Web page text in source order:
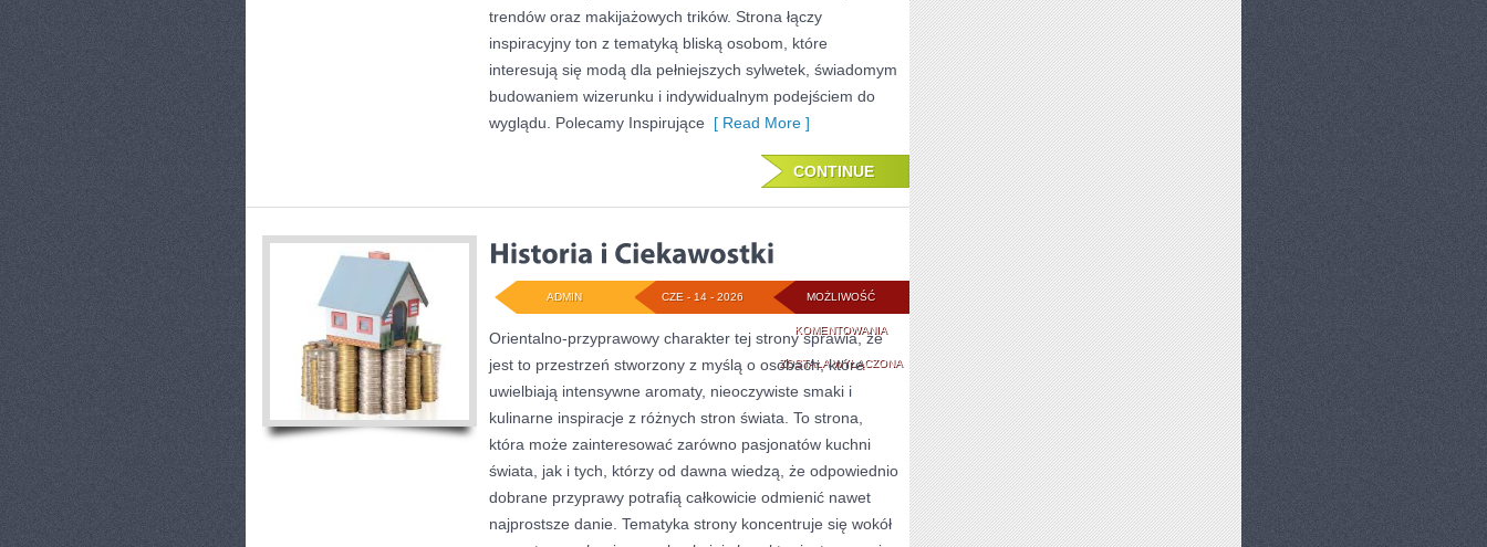
trendów oraz makijażowych trików. Strona łączy
inspiracyjny ton z tematyką bliską osobom, które
interesują się modą dla pełniejszych sylwetek, świadomym
budowaniem wizerunku i indywidualnym podejściem do
wyglądu. Polecamy Inspirujące [ Read More ]
CONTINUE
MOŻLIWOŚĆ
KOMENTOWANIAHISTORIA
I
CIEKAWOSTKI
ZOSTAŁA WYŁĄCZONA
CZE - 14 - 2026
ADMIN
Orientalno-przyprawowy charakter tej strony sprawia, że
jest to przestrzeń stworzony z myślą o osobach, które
uwielbiają intensywne aromaty, nieoczywiste smaki i
kulinarne inspiracje z różnych stron świata. To strona,
która może zainteresować zarówno pasjonatów kuchni
świata, jak i tych, którzy od dawna wiedzą, że odpowiednio
dobrane przyprawy potrafią całkowicie odmienić nawet
najprostsze danie. Tematyka strony koncentruje się wokół